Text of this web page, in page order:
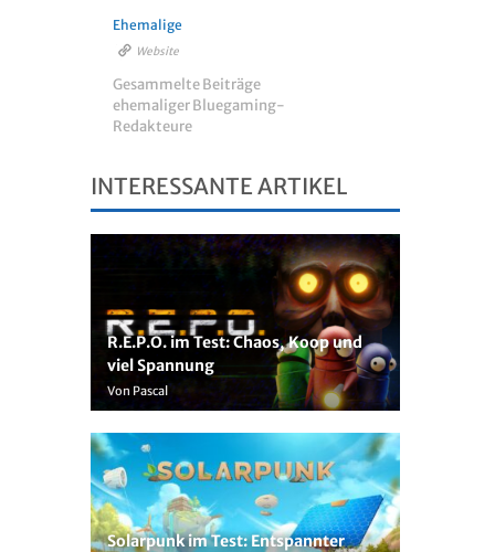
Ehemalige
Website
Gesammelte Beiträge
ehemaliger Bluegaming-
Redakteure
INTERESSANTE ARTIKEL
R.E.P.O. im Test: Chaos, Koop und
viel Spannung
Von Pascal
Solarpunk im Test: Entspannter